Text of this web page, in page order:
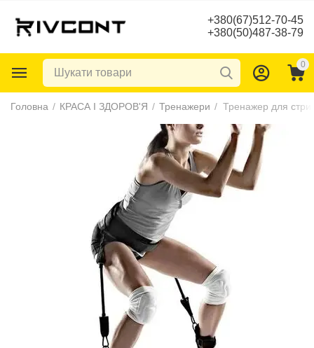
+380(67)512-70-45
+380(50)487-38-79
0
Головна / КРАСА І ЗДОРОВ'Я / Тренажери /